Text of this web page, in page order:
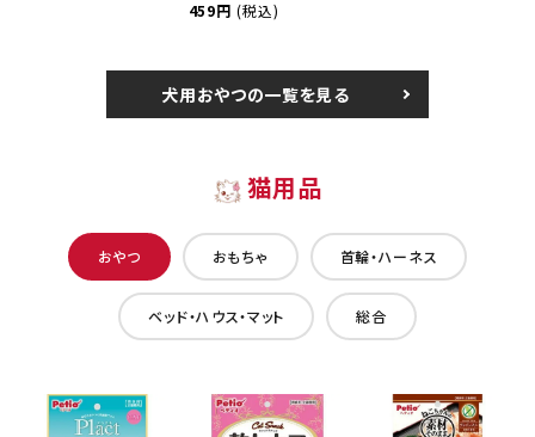
459円 (税込)
犬用おやつの一覧を見る
猫用品
おやつ おもちゃ 首輪・ハーネス
ベッド・ハウス・マット 総合